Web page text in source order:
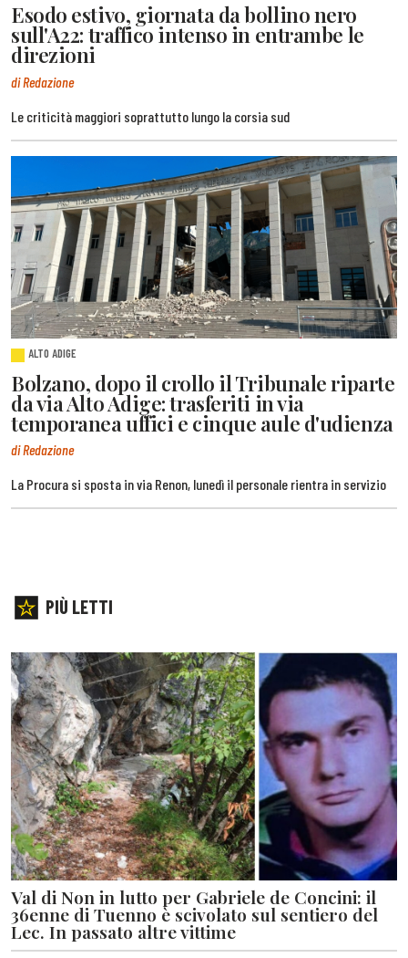
Esodo estivo, giornata da bollino nero
sull'A22: traffico intenso in entrambe le
direzioni
di Redazione
Le criticità maggiori soprattutto lungo la corsia sud
ALTO ADIGE
Bolzano, dopo il crollo il Tribunale riparte
da via Alto Adige: trasferiti in via
temporanea uffici e cinque aule d'udienza
di Redazione
La Procura si sposta in via Renon, lunedì il personale rientra in servizio
PIÙ LETTI
Val di Non in lutto per Gabriele de Concini: il
36enne di Tuenno è scivolato sul sentiero del
Lec. In passato altre vittime